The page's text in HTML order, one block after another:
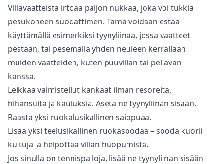
Villavaatteista irtoaa paljon nukkaa, joka voi tukkia
pesukoneen suodattimen. Tämä voidaan estää
käyttämällä esimerkiksi tyynyliinaa, jossa vaatteet
pestään, tai pesemällä yhden neuleen kerrallaan
muiden vaatteiden, kuten puuvillan tai pellavan
kanssa.
Leikkaa valmistellut kankaat ilman resoreita,
hihansuita ja kauluksia. Aseta ne tyynyliinan sisään.
Raasta yksi ruokalusikallinen saippuaa.
Lisää yksi teelusikallinen ruokasoodaa – sooda kuorii
kuituja ja helpottaa villan huopumista.
Jos sinulla on tennispalloja, lisää ne tyynyliinan sisään